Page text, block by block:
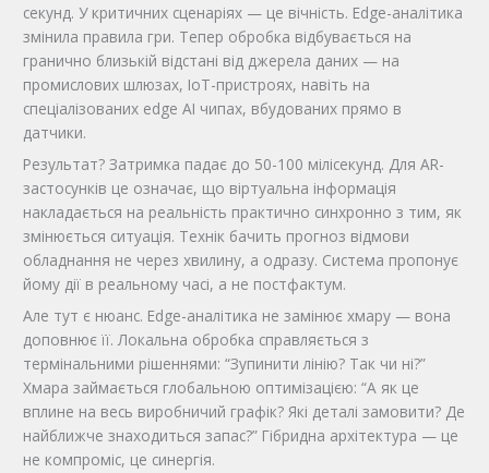
секунд. У критичних сценаріях — це вічність. Edge-аналітика
змінила правила гри. Тепер обробка відбувається на
гранично близькій відстані від джерела даних — на
промислових шлюзах, IoT-пристроях, навіть на
спеціалізованих edge AI чипах, вбудованих прямо в
датчики.
Результат? Затримка падає до 50-100 мілісекунд. Для AR-
застосунків це означає, що віртуальна інформація
накладається на реальність практично синхронно з тим, як
змінюється ситуація. Технік бачить прогноз відмови
обладнання не через хвилину, а одразу. Система пропонує
йому дії в реальному часі, а не постфактум.
Але тут є нюанс. Edge-аналітика не замінює хмару — вона
доповнює її. Локальна обробка справляється з
термінальними рішеннями: “Зупинити лінію? Так чи ні?”
Хмара займається глобальною оптимізацією: “А як це
вплине на весь виробничий графік? Які деталі замовити? Де
найближче знаходиться запас?” Гібридна архітектура — це
не компроміс, це синергія.